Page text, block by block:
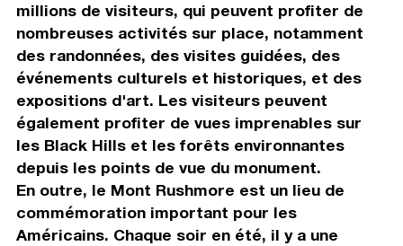
millions de visiteurs, qui peuvent profiter de
nombreuses activités sur place, notamment
des randonnées, des visites guidées, des
événements culturels et historiques, et des
expositions d'art. Les visiteurs peuvent
également profiter de vues imprenables sur
les Black Hills et les forêts environnantes
depuis les points de vue du monument.
En outre, le Mont Rushmore est un lieu de
commémoration important pour les
Américains. Chaque soir en été, il y a une